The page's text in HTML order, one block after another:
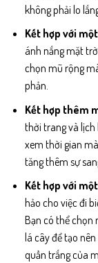
không phải lo
Kết hợp với
ánh nắng mặt
chọn mũ rộng
phản.
Kết hợp thêm
thời trang và lịch
xem thời gian
tăng thêm sự
Kết hợp với
hảo cho việc đi
Bạn có thể chọn
lá cây để tạo
quần trắng của